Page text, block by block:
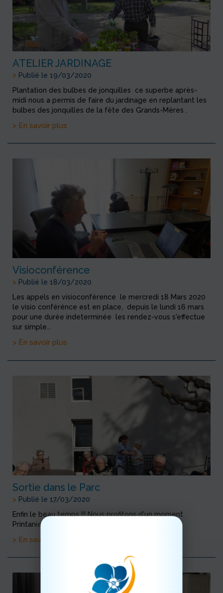
ATELIER JARDINAGE
> Publié le 19/03/2020
Plantation des bulbes de jonquilles ce superbe après-
midi nous a permis de faire du jardinage en replantant les
bulbes des jonquilles de la fête des Grands-Mères .
> En savoir plus
Visioconférence
> Publié le 18/03/2020
Les appels en visioconférence le mercredi 18 Mars 2020
le visio conférénce est en place, depuis le lundi 16 mars
pour une durée indeterminée les rendez-vous s'effectue
sur simple...
> En savoir plus
Sortie dans le Parc
> Publié le 17/03/2020
Enfin le beau temps !!! Nous profitons d'un moment
Printanier pour sortir et apprecier le soleil
> En savoir plus